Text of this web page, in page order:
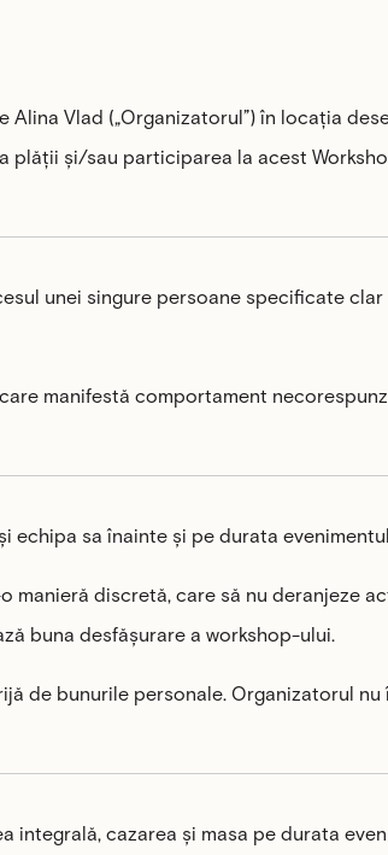
Vlad („Organizatorul”) în locația
plății și/sau participarea la acest
unei singure persoane specificate
manifestă comportament
echipa sa înainte și pe durata
discretă, care să nu deranjeze
buna desfășurare a workshop-ului.
de bunurile personale. Organizatorul nu
integrală, cazarea și masa pe durata